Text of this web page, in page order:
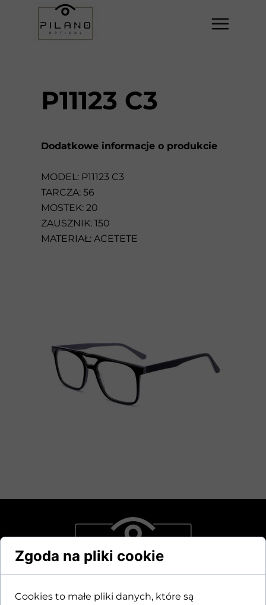
Dodatkowe informacje o produkcie
MODEL: P11123 C3
TARCZA: 56
MOSTEK: 20
ZAUSZNIK: 150
MATERIAŁ: ACETETE
P11123 C3
Zgoda na pliki cookie
Cookies to małe pliki danych, które są